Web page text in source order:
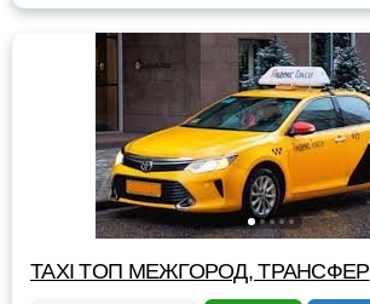
TAXI TOП МЕЖГОРОД, ТРАНСФЕР